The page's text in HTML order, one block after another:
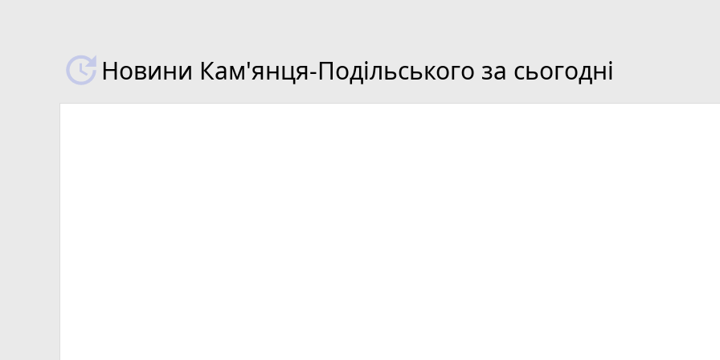
Новини Кам'янця-Подільського за сьогодні